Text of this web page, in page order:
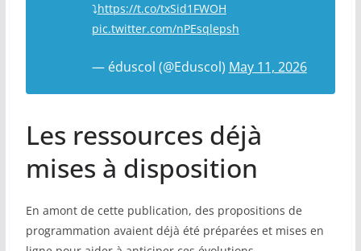
⤵https://t.co/txSid1FWOH
pic.twitter.com/nPEsqlepsh
— éduscol (@Eduscol) May 11, 2026
Les ressources déjà
mises à disposition
En amont de cette publication, des propositions de
programmation avaient déjà été préparées et mises en